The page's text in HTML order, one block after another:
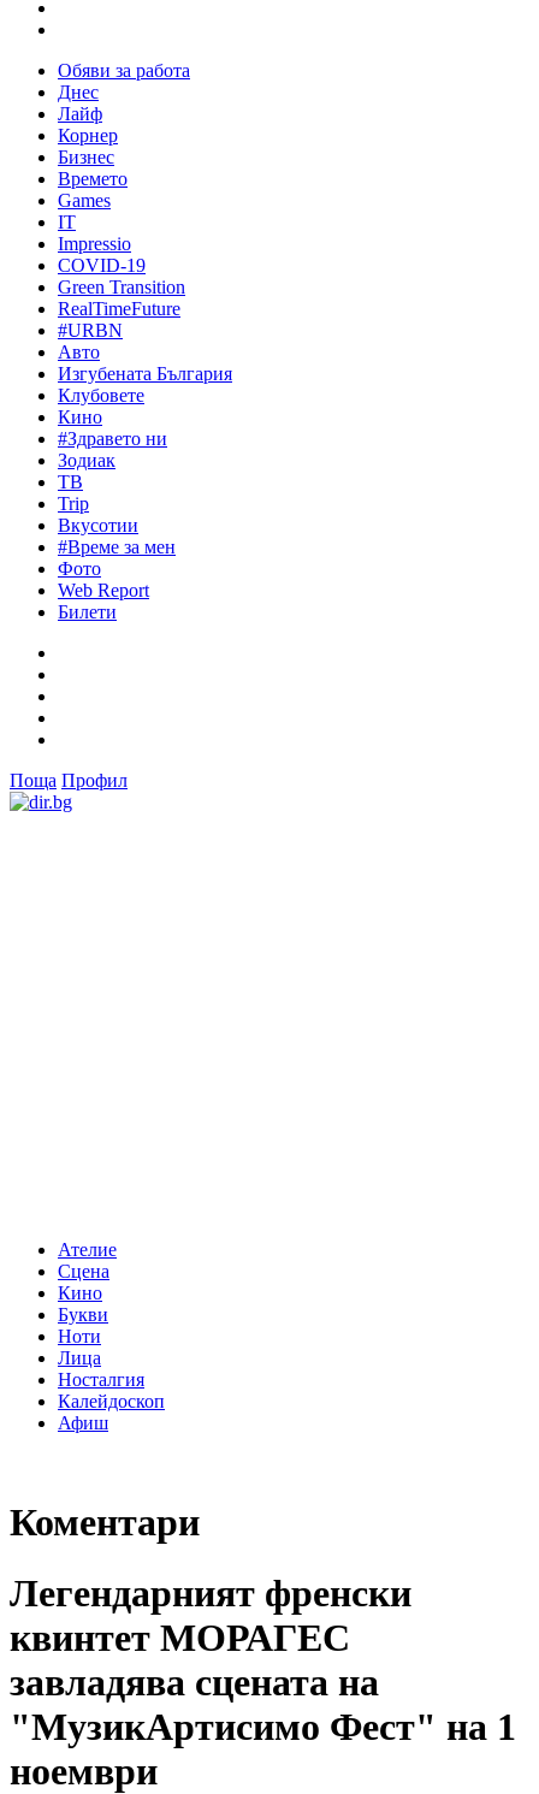
Обяви за работа
Днес
Лайф
Корнер
Бизнес
Времето
Games
IT
Impressio
COVID-19
Green Transition
RealTimeFuture
#URBN
Авто
Изгубената България
Клубовете
Кино
#Здравето ни
Зодиак
ТВ
Trip
Вкусотии
#Време за мен
Фото
Web Report
Билети
Поща Профил
Ателие
Сцена
Кино
Букви
Ноти
Лица
Носталгия
Калейдоскоп
Афиш
Коментари
Легендарният френски
квинтет МОРАГЕС
завладява сцената на
"МузикАртисимо Фест" на 1
ноември